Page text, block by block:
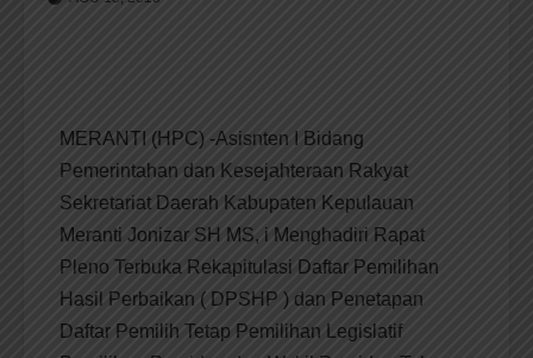
MERANTI (HPC) -Asisnten I Bidang
Pemerintahan dan Kesejahteraan Rakyat
Sekretariat Daerah Kabupaten Kepulauan
Meranti Jonizar SH MS, i Menghadiri Rapat
Pleno Terbuka Rekapitulasi Daftar Pemilihan
Hasil Perbaikan ( DPSHP ) dan Penetapan
Daftar Pemilih Tetap Pemilihan Legislatif